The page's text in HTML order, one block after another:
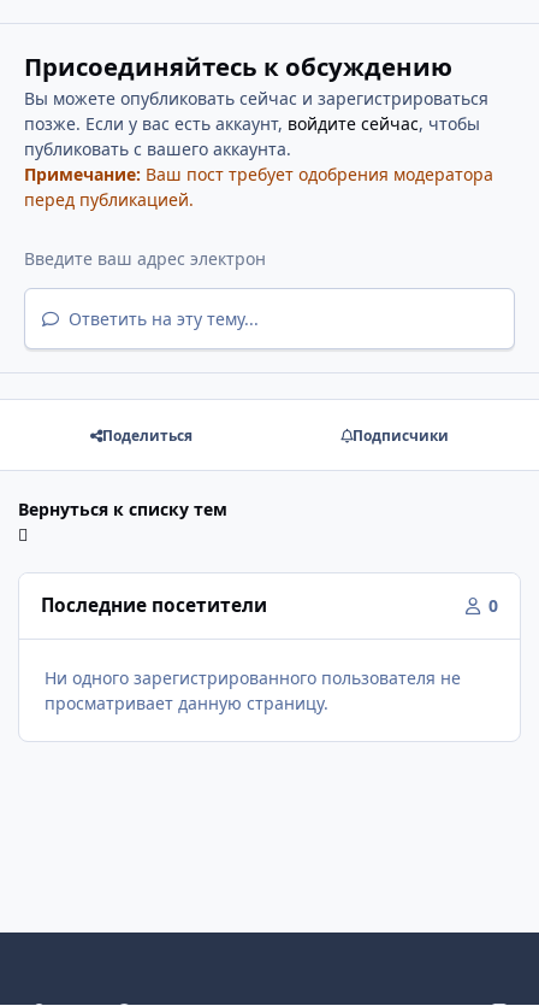
Присоединяйтесь к обсуждению
Вы можете опубликовать сейчас и зарегистрироваться
позже. Если у вас есть аккаунт, войдите сейчас, чтобы
публиковать с вашего аккаунта.
Примечание: Ваш пост требует одобрения модератора
перед публикацией.
Ответить на эту тему...
Поделиться Подписчики
Вернуться к списку тем
Последние посетители 0
Ни одного зарегистрированного пользователя не
просматривает данную страницу.
Светлый режим
Темный режим
Как в системе